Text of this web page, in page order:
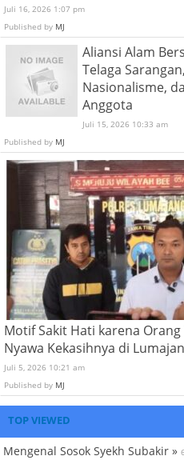
Juli 16, 2026 1:07 pm
Published by MJ
Aliansi Alam
Telaga
Nasionalisme,
Anggota
Juli 15, 2026 10:33 am
Published by MJ
Motif Sakit Hati karena Orang
Nyawa Kekasihnya di
Juli 5, 2026 10:21 am
Published by MJ
TOP VIEWED
Mengenal Sosok Syekh Subakir »